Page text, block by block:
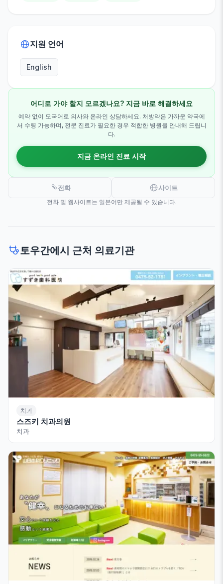
지원 언어
English
어디로 가야 할지 모르겠나요? 지금 바로 해결하세요
예약 없이 모국어로 의사와 온라인 상담하세요. 처방약은 가까운 약국에
서 수령 가능하며, 전문 진료가 필요한 경우 적합한 병원을 안내해 드립니
다.
지금 온라인 진료 시작
전화 사이트
전화 및 웹사이트는 일본어만 제공될 수 있습니다.
토우간에시 근처 의료기관
치과
스즈키 치과의원
치과